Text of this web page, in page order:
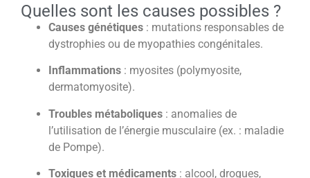
Quelles sont les causes possibles ?
Causes génétiques : mutations responsables de
dystrophies ou de myopathies congénitales.
Inflammations : myosites (polymyosite,
dermatomyosite).
Troubles métaboliques : anomalies de
l’utilisation de l’énergie musculaire (ex. : maladie
de Pompe).
Toxiques et médicaments : alcool, drogues,